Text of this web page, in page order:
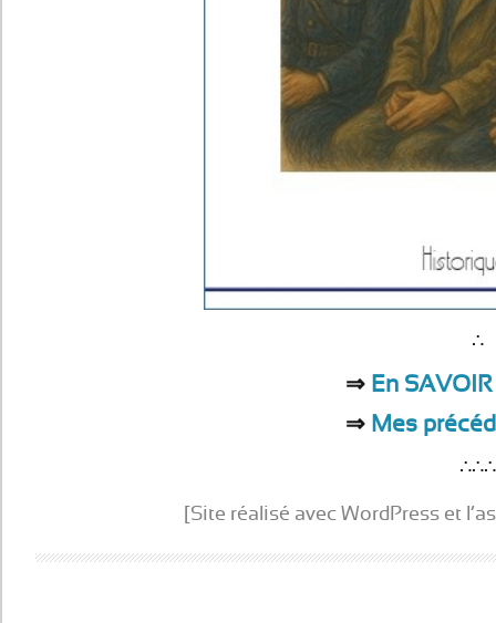
∴
⇒ En
⇒ Mes
∴∴∴
[Site réalisé avec WordPress et